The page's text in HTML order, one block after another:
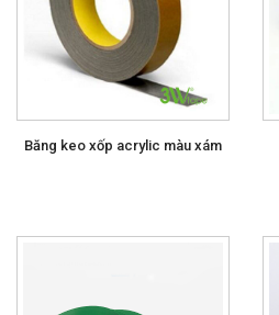
Băng keo xốp acrylic màu xám